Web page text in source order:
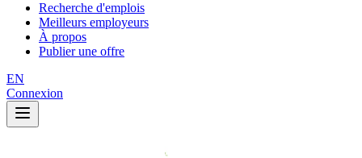
Recherche d'emplois
Meilleurs employeurs
À propos
Publier une offre
EN
Connexion